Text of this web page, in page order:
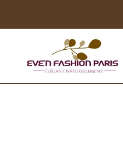
au